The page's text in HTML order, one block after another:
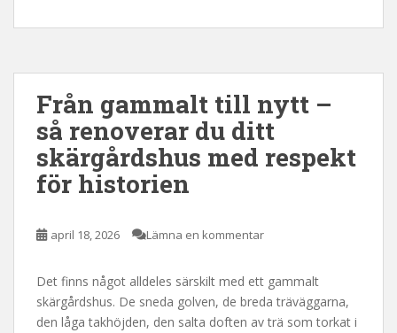
Från gammalt till nytt –
så renoverar du ditt
skärgårdshus med respekt
för historien
april 18, 2026 Lämna en kommentar
Det finns något alldeles särskilt med ett gammalt
skärgårdshus. De sneda golven, de breda träväggarna,
den låga takhöjden, den salta doften av trä som torkat i